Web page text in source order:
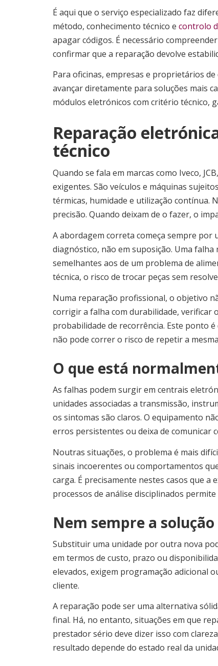
É aqui que o serviço especializado faz
método, conhecimento técnico e controlo
apagar códigos. É necessário
confirmar que a reparação devolve
Para oficinas, empresas e proprietários
avançar diretamente para soluções mais
módulos eletrónicos com critério técnico,
Reparação
técnico
Quando se fala em marcas como Iveco,
exigentes. São veículos e máquinas
térmicas, humidade e utilização contínua.
precisão. Quando deixam de o fazer, o
A abordagem correta começa sempre por
diagnóstico, não em suposição. Uma
semelhantes aos de um problema de
técnica, o risco de trocar peças sem
Numa reparação profissional, o objetivo
corrigir a falha com durabilidade, verificar
probabilidade de recorrência. Este ponto
não pode correr o risco de repetir a
O que está
As falhas podem surgir em centrais
unidades associadas a transmissão,
os sintomas são claros. O equipamento
erros persistentes ou deixa de comunicar
Noutras situações, o problema é mais
sinais incoerentes ou comportamentos
carga. É precisamente nestes casos que a
processos de análise disciplinados
Nem sempre a
Substituir uma unidade por outra nova
em termos de custo, prazo ou
elevados, exigem programação adicional
cliente.
A reparação pode ser uma alternativa
final. Há, no entanto, situações em que
prestador sério deve dizer isso com
resultado depende do estado real da